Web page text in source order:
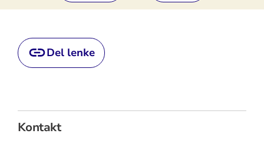
Del lenke
Kontakt